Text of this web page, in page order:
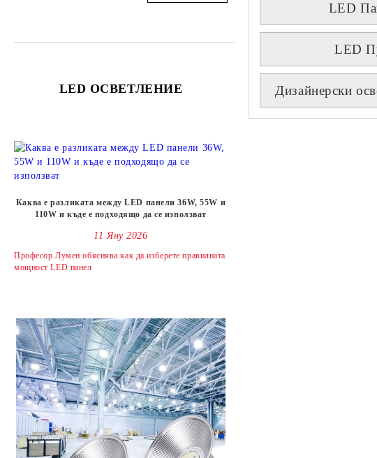
LED ОСВЕТЛЕНИЕ
Каква е разликата между LED панели 36W, 55W и
110W и къде е подходящо да се използват
11 Яну 2026
Професор Лумен обяснява как да изберете правилната
мощност LED панел
LED
LED
Дизайнерски